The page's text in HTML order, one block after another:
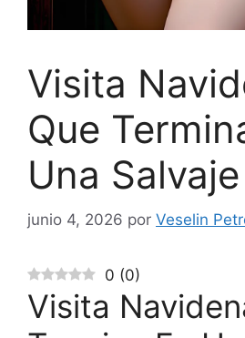
Visita
Que
Una
junio 4, 2026 por Veselin
0 (0)
Visita